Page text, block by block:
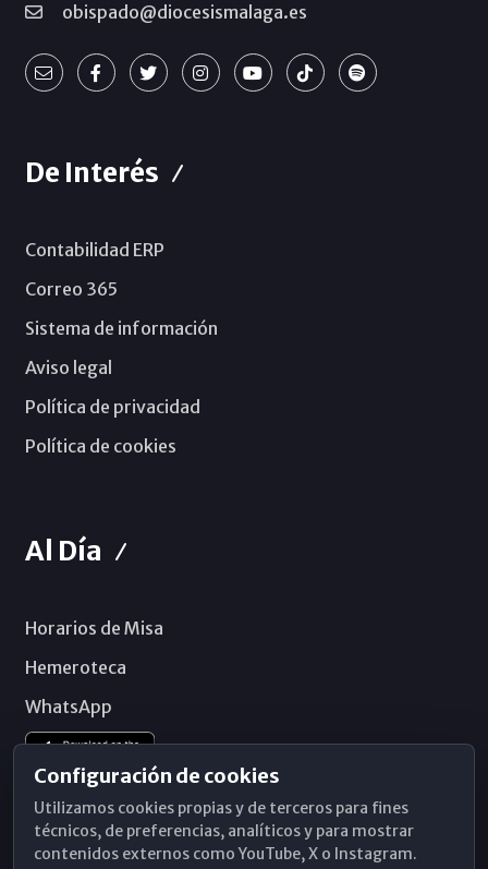
obispado@diocesismalaga.es
De Interés
Contabilidad ERP
Correo 365
Sistema de información
Aviso legal
Política de privacidad
Política de cookies
Al Día
Horarios de Misa
Hemeroteca
WhatsApp
Configuración de cookies
Utilizamos cookies propias y de terceros para fines
técnicos, de preferencias, analíticos y para mostrar
contenidos externos como YouTube, X o Instagram.